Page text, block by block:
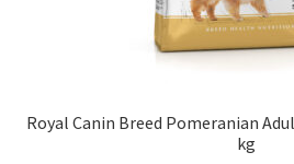
Royal Canin Breed Pomeranian
kg